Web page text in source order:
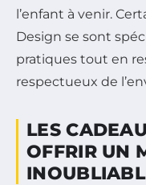
l’enfant à venir.
Design se sont
pratiques tout en
respectueux de
LES
OFFRIR UN